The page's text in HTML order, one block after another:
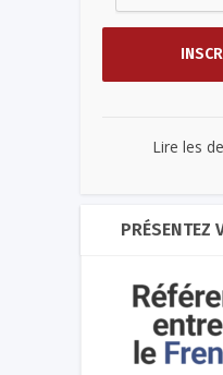
Lire les
PRÉSENTEZ